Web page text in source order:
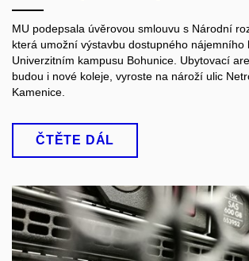
MU podepsala úvěrovou smlouvu s Národní
která umožní výstavbu dostupného nájemního
Univerzitním kampusu Bohunice. Ubytovací
budou i nové koleje, vyroste na nároží ulic
Kamenice.
ČTĚTE DÁL